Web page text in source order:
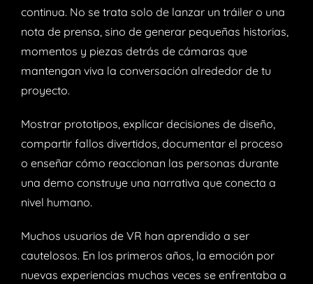
continua. No se trata solo de lanzar un tráiler o una
nota de prensa, sino de generar pequeñas historias,
momentos y piezas detrás de cámaras que
mantengan viva la conversación alrededor de tu
proyecto.
Mostrar prototipos, explicar decisiones de diseño,
compartir fallos divertidos, documentar el proceso
o enseñar cómo reaccionan las personas durante
una demo construye una narrativa que conecta a
nivel humano.
Muchos usuarios de VR han aprendido a ser
cautelosos. En los primeros años, la emoción por
nuevas experiencias muchas veces se enfrentaba a